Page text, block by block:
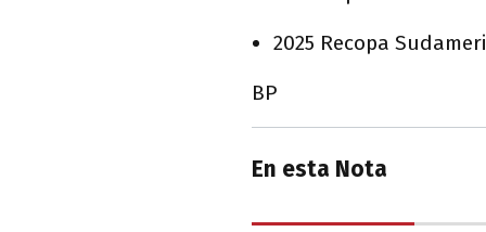
2025 Recopa
BP
En esta Nota